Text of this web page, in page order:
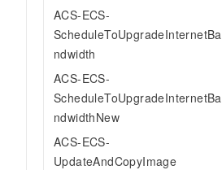
ACS-ECS-
ScheduleToUpgradeInternetBa
ndwidth
ACS-ECS-
ScheduleToUpgradeInternetBa
ndwidthNew
ACS-ECS-
UpdateAndCopyImage